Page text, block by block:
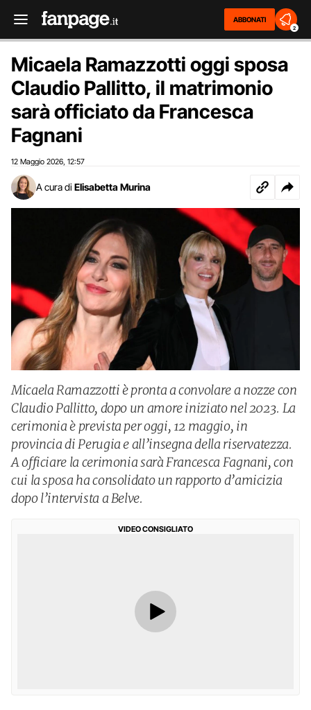
ABBONATI
2
Micaela Ramazzotti oggi sposa
Claudio Pallitto, il matrimonio
sarà officiato da Francesca
Fagnani
12 Maggio 2026 12:57
A cura di Elisabetta Murina
Micaela Ramazzotti è pronta a convolare a nozze con
Claudio Pallitto, dopo un amore iniziato nel 2023. La
cerimonia è prevista per oggi, 12 maggio, in
provincia di Perugia e all’insegna della riservatezza.
A officiare la cerimonia sarà Francesca Fagnani, con
cui la sposa ha consolidato un rapporto d’amicizia
dopo l’intervista a Belve.
VIDEO CONSIGLIATO